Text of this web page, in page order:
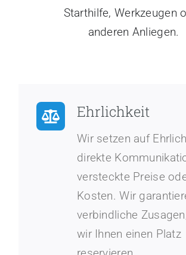
Starthilfe, Werkzeugen
anderen Anliegen.
Ehrlichkeit
Wir setzen auf
direkte
versteckte Preise
Kosten. Wir
verbindliche
wir Ihnen einen Platz